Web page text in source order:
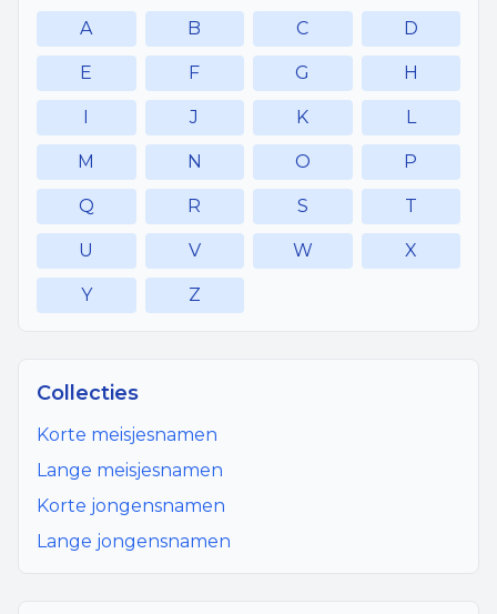
A B C D
E F G H
I J K L
M N O P
Q R S T
U V W X
Y Z
Collecties
Korte meisjesnamen
Lange meisjesnamen
Korte jongensnamen
Lange jongensnamen